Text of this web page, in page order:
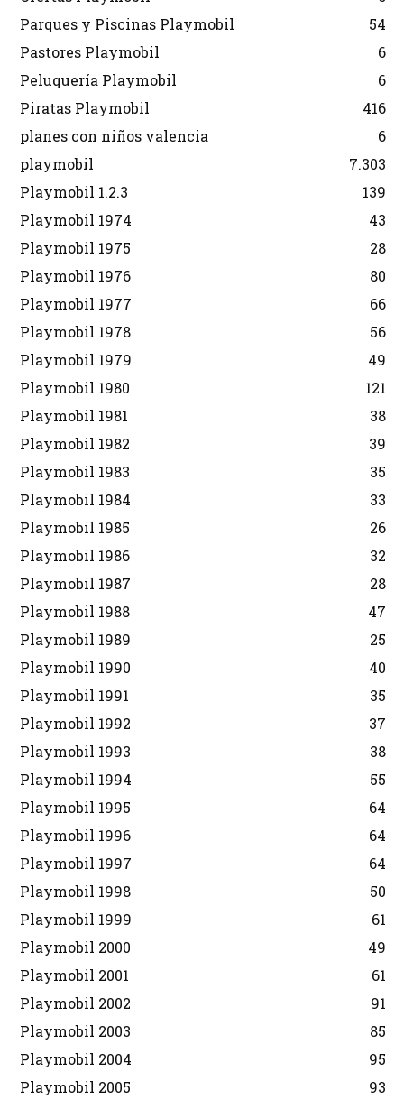
Parques y Piscinas Playmobil
54
Pastores Playmobil
6
Peluquería Playmobil
6
Piratas Playmobil
416
planes con niños valencia
6
playmobil
7.303
Playmobil 1.2.3
139
Playmobil 1974
43
Playmobil 1975
28
Playmobil 1976
80
Playmobil 1977
66
Playmobil 1978
56
Playmobil 1979
49
Playmobil 1980
121
Playmobil 1981
38
Playmobil 1982
39
Playmobil 1983
35
Playmobil 1984
33
Playmobil 1985
26
Playmobil 1986
32
Playmobil 1987
28
Playmobil 1988
47
Playmobil 1989
25
Playmobil 1990
40
Playmobil 1991
35
Playmobil 1992
37
Playmobil 1993
38
Playmobil 1994
55
Playmobil 1995
64
Playmobil 1996
64
Playmobil 1997
64
Playmobil 1998
50
Playmobil 1999
61
Playmobil 2000
49
Playmobil 2001
61
Playmobil 2002
91
Playmobil 2003
85
Playmobil 2004
95
Playmobil 2005
93